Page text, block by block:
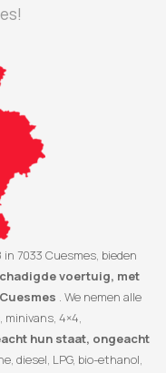
7033 Cuesmes, bieden
voertuig, met
. We nemen alle
minivans, 4×4,
hun staat, ongeacht
diesel, LPG, bio-ethanol,